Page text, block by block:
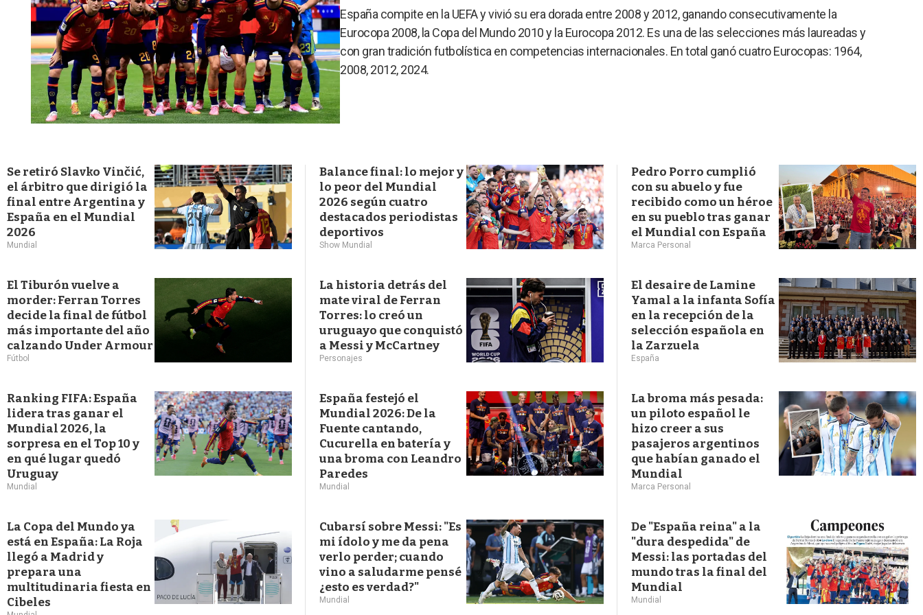
España compite en la UEFA y vivió su era dorada entre 2008 y 2012, ganando consecutivamente la
Eurocopa 2008, la Copa del Mundo 2010 y la Eurocopa 2012. Es una de las selecciones más laureadas y
con gran tradición futbolística en competencias internacionales. En total ganó cuatro Eurocopas: 1964,
2008, 2012, 2024.
Se retiró Slavko Vinčić,
el árbitro que dirigió la
final entre Argentina y
España en el Mundial
2026
Mundial
Balance final: lo mejor y
lo peor del Mundial
2026 según cuatro
destacados periodistas
deportivos
Show Mundial
Pedro Porro cumplió
con su abuelo y fue
recibido como un héroe
en su pueblo tras ganar
el Mundial con España
Marca Personal
El Tiburón vuelve a
morder: Ferran Torres
decide la final de fútbol
más importante del año
calzando Under Armour
Fútbol
La historia detrás del
mate viral de Ferran
Torres: lo creó un
uruguayo que conquistó
a Messi y McCartney
Personajes
El desaire de Lamine
Yamal a la infanta Sofía
en la recepción de la
selección española en
la Zarzuela
España
Ranking FIFA: España
lidera tras ganar el
Mundial 2026, la
sorpresa en el Top 10 y
en qué lugar quedó
Uruguay
Mundial
España festejó el
Mundial 2026: De la
Fuente cantando,
Cucurella en batería y
una broma con Leandro
Paredes
Mundial
La broma más pesada:
un piloto español le
hizo creer a sus
pasajeros argentinos
que habían ganado el
Mundial
Marca Personal
La Copa del Mundo ya
está en España: La Roja
llegó a Madrid y
prepara una
multitudinaria fiesta en
Cibeles
Cubarsí sobre Messi: "Es
mi ídolo y me da pena
verlo perder; cuando
vino a saludarme pensé
¿esto es verdad?"
Mundial
De "España reina" a la
"dura despedida" de
Messi: las portadas del
mundo tras la final del
Mundial
Mundial